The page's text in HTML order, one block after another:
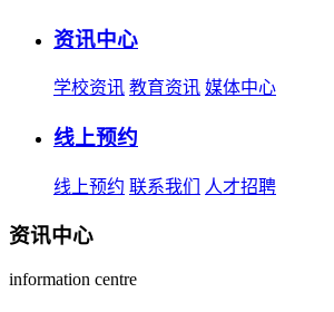
资讯中心
学校资讯 教育资讯 媒体中心
线上预约
线上预约 联系我们 人才招聘
资讯中心
information centre